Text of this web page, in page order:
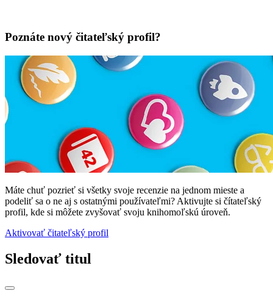
Poznáte nový čitateľský profil?
Máte chuť pozrieť si všetky svoje recenzie na jednom mieste a
podeliť sa o ne aj s ostatnými používateľmi? Aktivujte si čítateľský
profil, kde si môžete zvyšovať svoju knihomoľskú úroveň.
Aktivovať čitateľský profil
Sledovať titul